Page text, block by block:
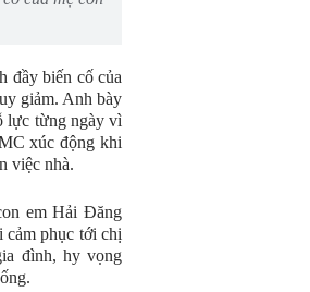
đầy biến cố của
giảm. Anh bày
lực từng ngày vì
xúc động khi
việc nhà.
em Hải Đăng
cảm phục tới chị
đình, hy vọng